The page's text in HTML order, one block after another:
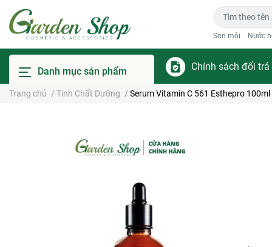
Son môi Nước
Danh mục sản phẩm Chính sách đổi trả
Trang chủ / Tinh Chất Dưỡng / Serum Vitamin C 561 Esthepro 100ml